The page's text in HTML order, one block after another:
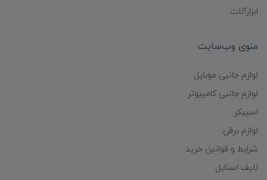
ابزارآلات
منوی وب‌سایت
لوازم جانبی موبایل
لوازم جانبی کامپیوتر
اسپیکر
لوازم برقی
شرایط و قوانین خرید
لایف استایل